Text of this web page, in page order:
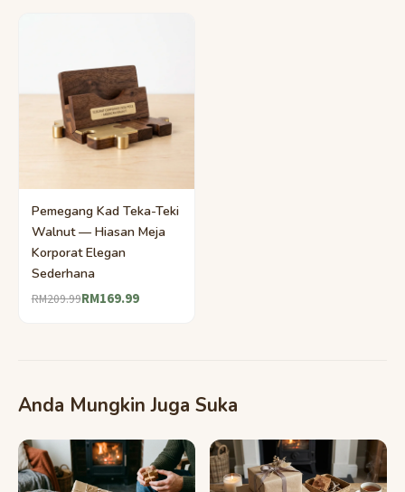
Pemegang Kad Teka-Teki
Walnut — Hiasan Meja
Korporat Elegan
Sederhana
RM209.99RM169.99
Anda Mungkin Juga Suka